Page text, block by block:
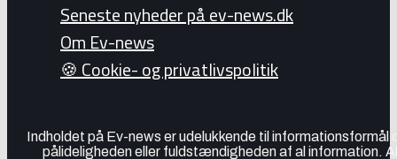
Seneste nyheder på ev-news.dk
Om Ev-news
🍪 Cookie- og privatlivspolitik
Indholdet på Ev-news er udelukkende til
pålideligheden eller fuldstændigheden af al information.